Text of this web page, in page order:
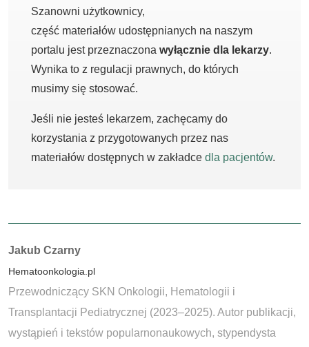
Szanowni użytkownicy,
część materiałów udostępnianych na naszym
portalu jest przeznaczona wyłącznie dla lekarzy.
Wynika to z regulacji prawnych, do których
musimy się stosować.
Jeśli nie jesteś lekarzem, zachęcamy do
korzystania z przygotowanych przez nas
materiałów dostępnych w zakładce dla pacjentów.
Autorzy:
Jakub Czarny
Hematoonkologia.pl
Przewodniczący SKN Onkologii, Hematologii i
Transplantacji Pediatrycznej (2023–2025). Autor publikacji,
wystąpień i tekstów popularnonaukowych, stypendysta